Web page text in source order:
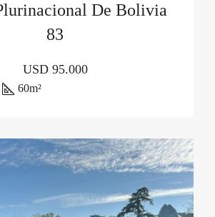
De Bolivia
83
USD95.000
60m²